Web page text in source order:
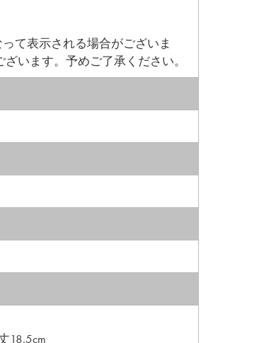
て表示される場合がございま
います。予めご了承ください。
18.5cm